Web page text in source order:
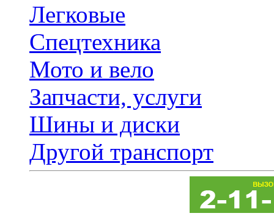
Легковые
Спецтехника
Мото и вело
Запчасти, услуги
Шины и диски
Другой транспорт